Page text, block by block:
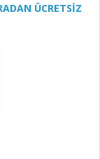
ÜCRETSİZ